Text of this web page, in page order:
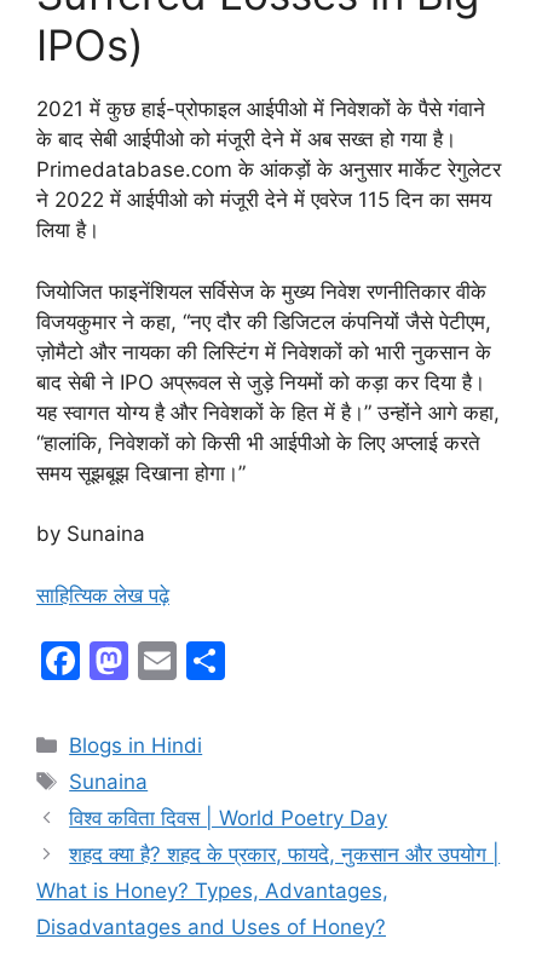
IPOs)
2021 में कुछ हाई-प्रोफाइल आईपीओ में निवेशकों के पैसे गंवाने
के बाद सेबी आईपीओ को मंजूरी देने में अब सख्त हो गया है।
Primedatabase.com के आंकड़ों के अनुसार मार्केट रेगुलेटर
ने 2022 में आईपीओ को मंजूरी देने में एवरेज 115 दिन का समय
लिया है।
जियोजित फाइनेंशियल सर्विसेज के मुख्य निवेश रणनीतिकार वीके
विजयकुमार ने कहा, “नए दौर की डिजिटल कंपनियों जैसे पेटीएम,
ज़ोमैटो और नायका की लिस्टिंग में निवेशकों को भारी नुकसान के
बाद सेबी ने IPO अप्रूवल से जुड़े नियमों को कड़ा कर दिया है।
यह स्वागत योग्य है और निवेशकों के हित में है।” उन्होंने आगे कहा,
“हालांकि, निवेशकों को किसी भी आईपीओ के लिए अप्लाई करते
समय सूझबूझ दिखाना होगा।”
by Sunaina
साहित्यिक लेख पढ़े
F
c
e
b
o
o
k
M
st
o
d
o
n
E
ai
Blogs in Hindi
Sunaina
विश्व कविता दिवस | World Poetry Day
शहद क्या है? शहद के प्रकार, फायदे, नुकसान और उपयोग |
What is Honey? Types, Advantages,
Disadvantages and Uses of Honey?